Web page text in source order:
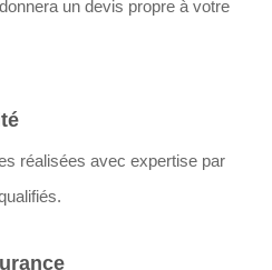
un devis propre à votre
réalisées avec expertise par